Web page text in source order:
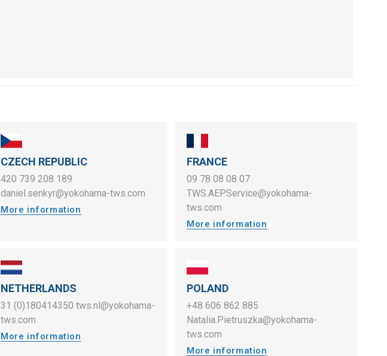
CZECH REPUBLIC
420 739 208 189
daniel.senkyr@yokohama-tws.com
More information
FRANCE
09 78 08 08 07
TWS.AEP.Service@yokohama-
tws.com
More information
NETHERLANDS
31 (0)180414350 tws.nl@yokohama-
tws.com
More information
POLAND
+48 606 862 885
Natalia.Pietruszka@yokohama-
tws.com
More information